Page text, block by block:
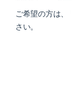
ご希望の方は、
さい。